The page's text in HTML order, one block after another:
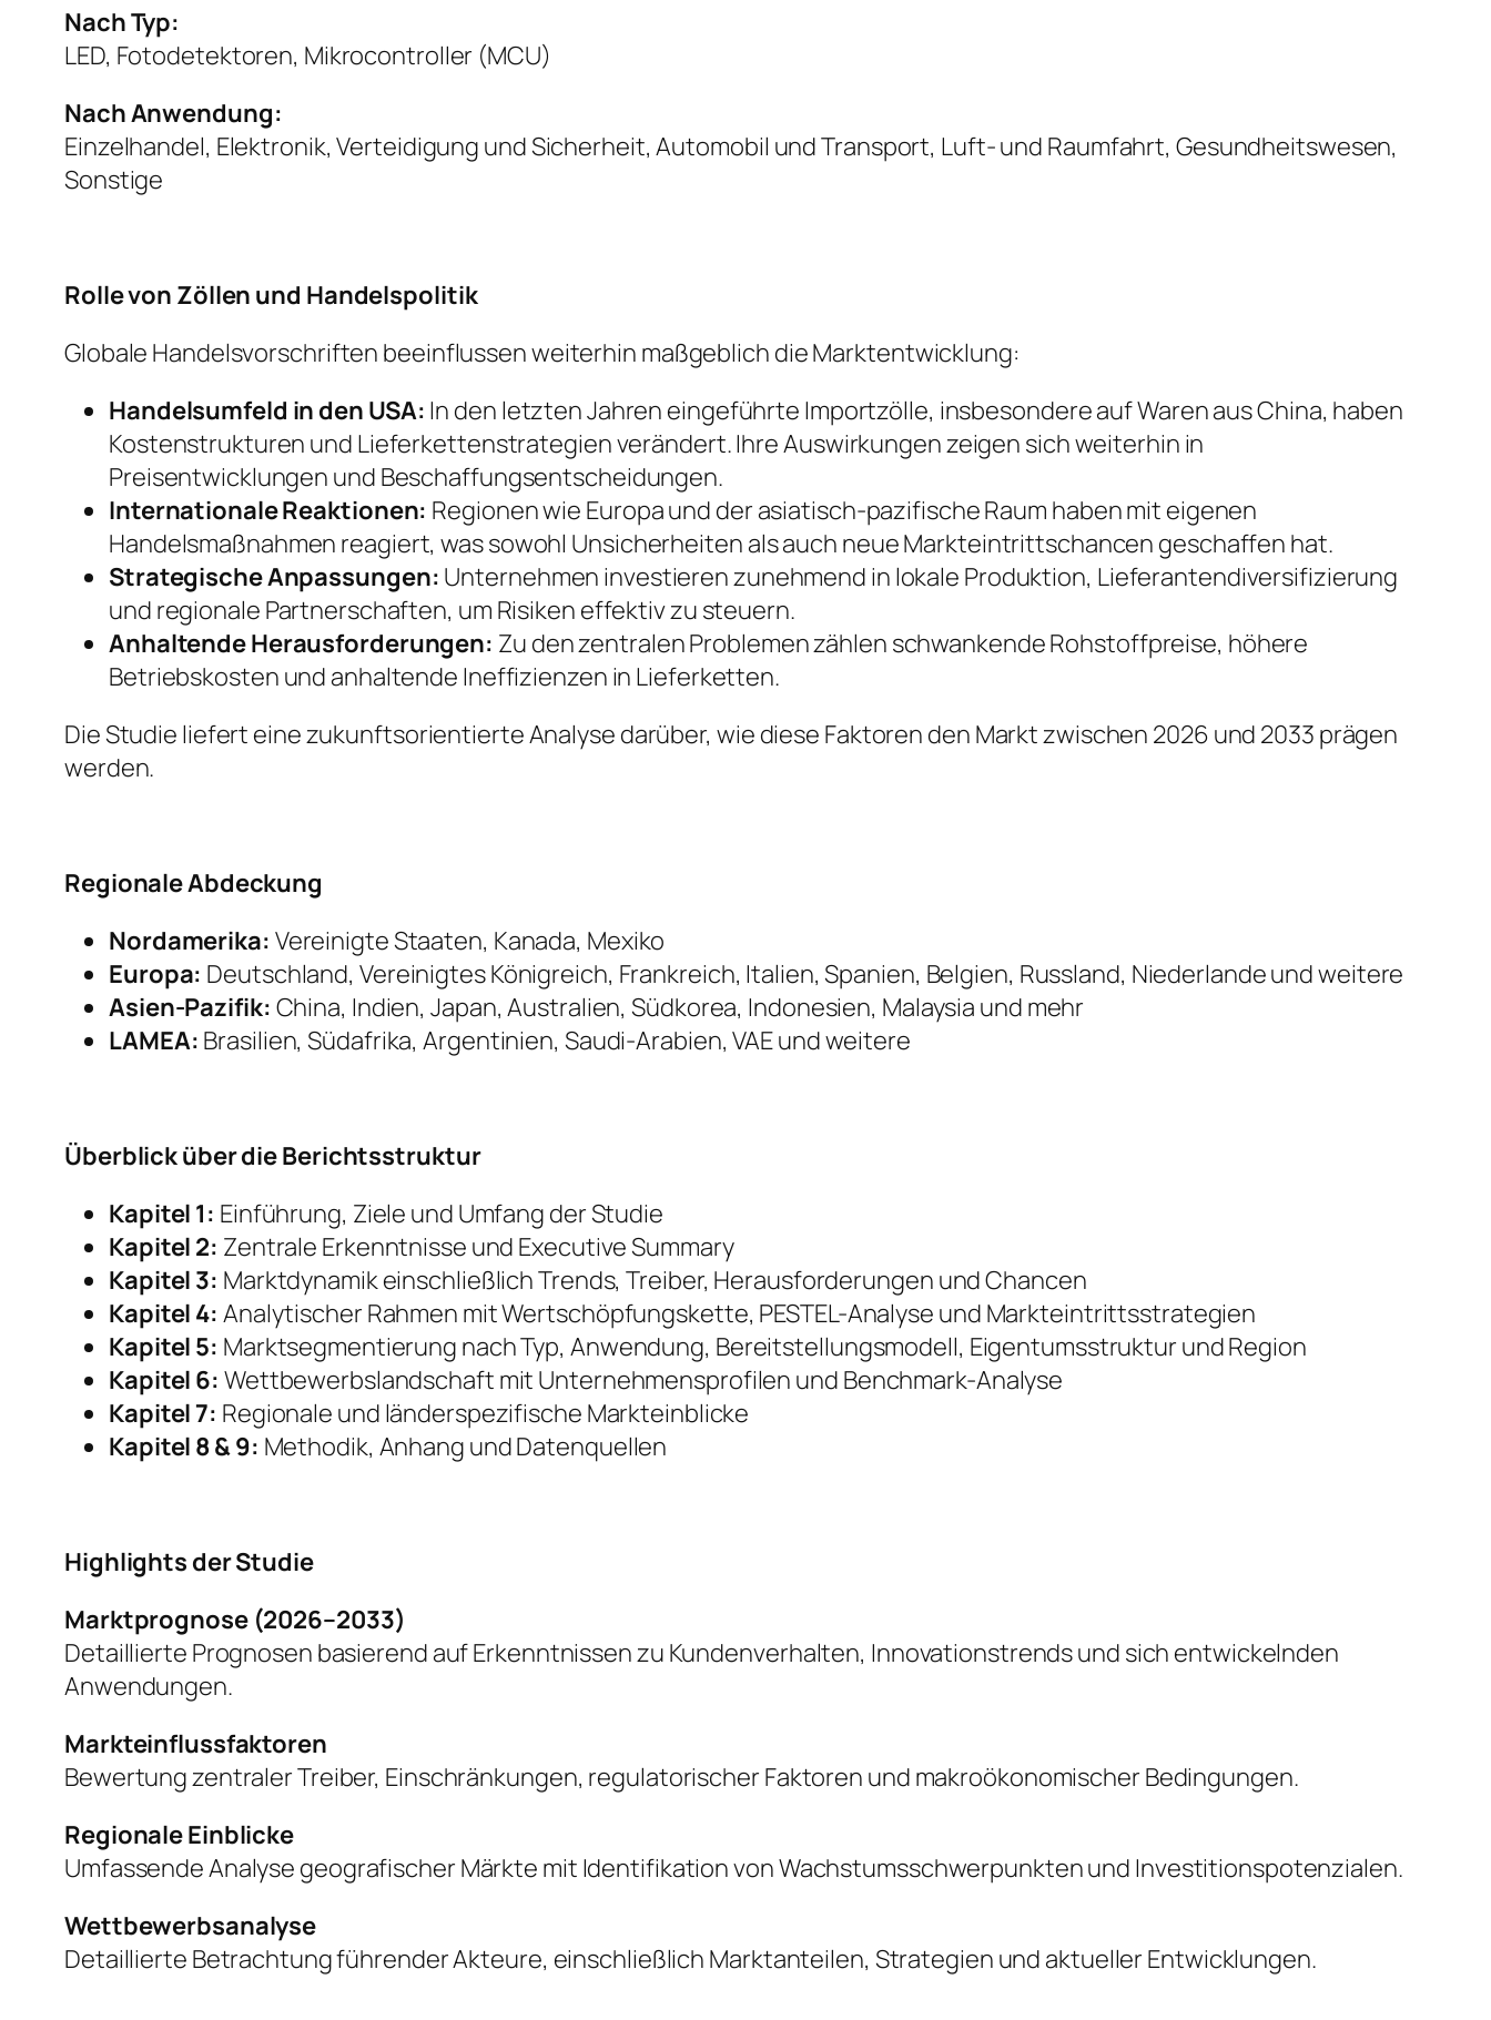
Nach Typ:
LED, Fotodetektoren, Mikrocontroller (MCU)
Nach Anwendung:
Einzelhandel, Elektronik, Verteidigung und Sicherheit, Automobil und Transport, Luft- und Raumfahrt, Gesundheitswesen,
Sonstige
Rolle von Zöllen und Handelspolitik
Globale Handelsvorschriften beeinflussen weiterhin maßgeblich die Marktentwicklung:
Handelsumfeld in den USA: In den letzten Jahren eingeführte Importzölle, insbesondere auf Waren aus China, haben
Kostenstrukturen und Lieferkettenstrategien verändert. Ihre Auswirkungen zeigen sich weiterhin in
Preisentwicklungen und Beschaffungsentscheidungen.
Internationale Reaktionen: Regionen wie Europa und der asiatisch-pazifische Raum haben mit eigenen
Handelsmaßnahmen reagiert, was sowohl Unsicherheiten als auch neue Markteintrittschancen geschaffen hat.
Strategische Anpassungen: Unternehmen investieren zunehmend in lokale Produktion, Lieferantendiversifizierung
und regionale Partnerschaften, um Risiken effektiv zu steuern.
Anhaltende Herausforderungen: Zu den zentralen Problemen zählen schwankende Rohstoffpreise, höhere
Betriebskosten und anhaltende Ineffizienzen in Lieferketten.
Die Studie liefert eine zukunftsorientierte Analyse darüber, wie diese Faktoren den Markt zwischen 2026 und 2033 prägen
werden.
Regionale Abdeckung
Nordamerika: Vereinigte Staaten, Kanada, Mexiko
Europa: Deutschland, Vereinigtes Königreich, Frankreich, Italien, Spanien, Belgien, Russland, Niederlande und weitere
Asien-Pazifik: China, Indien, Japan, Australien, Südkorea, Indonesien, Malaysia und mehr
LAMEA: Brasilien, Südafrika, Argentinien, Saudi-Arabien, VAE und weitere
Überblick über die Berichtsstruktur
Kapitel 1: Einführung, Ziele und Umfang der Studie
Kapitel 2: Zentrale Erkenntnisse und Executive Summary
Kapitel 3: Marktdynamik einschließlich Trends, Treiber, Herausforderungen und Chancen
Kapitel 4: Analytischer Rahmen mit Wertschöpfungskette, PESTEL-Analyse und Markteintrittsstrategien
Kapitel 5: Marktsegmentierung nach Typ, Anwendung, Bereitstellungsmodell, Eigentumsstruktur und Region
Kapitel 6: Wettbewerbslandschaft mit Unternehmensprofilen und Benchmark-Analyse
Kapitel 7: Regionale und länderspezifische Markteinblicke
Kapitel 8 & 9: Methodik, Anhang und Datenquellen
Highlights der Studie
Marktprognose (2026–2033)
Detaillierte Prognosen basierend auf Erkenntnissen zu Kundenverhalten, Innovationstrends und sich entwickelnden
Anwendungen.
Markteinflussfaktoren
Bewertung zentraler Treiber, Einschränkungen, regulatorischer Faktoren und makroökonomischer Bedingungen.
Regionale Einblicke
Umfassende Analyse geografischer Märkte mit Identifikation von Wachstumsschwerpunkten und Investitionspotenzialen.
Wettbewerbsanalyse
Detaillierte Betrachtung führender Akteure, einschließlich Marktanteilen, Strategien und aktueller Entwicklungen.